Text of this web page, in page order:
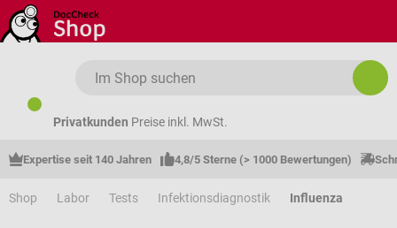
Zum Hauptinhalt springen
Privatkunden Preise inkl. MwSt.
Expertise seit 140 Jahren 4,8/5 Sterne (> 1000 Bewertungen)
Shop Labor Tests Infektionsdiagnostik Influenza